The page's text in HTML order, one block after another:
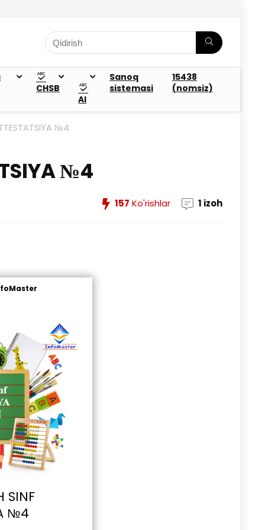
CHSB
AI
Sanoq
sistemasi
15438
(nomsiz)
№4
№4
157 Ko'rishlar 1 izoh
SINF
№4